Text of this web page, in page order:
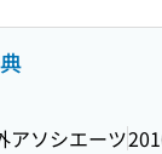
アソシエーツ